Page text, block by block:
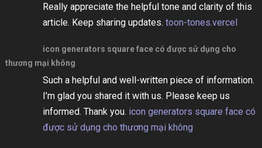
Really appreciate the helpful tone and clarity of this
article. Keep sharing updates. toon-tones.vercel
icon generators square face có được sử dụng cho
thương mại không
Such a helpful and well-written piece of information.
I’m glad you shared it with us. Please keep us
informed. Thank you. icon generators square face có
được sử dụng cho thương mại không